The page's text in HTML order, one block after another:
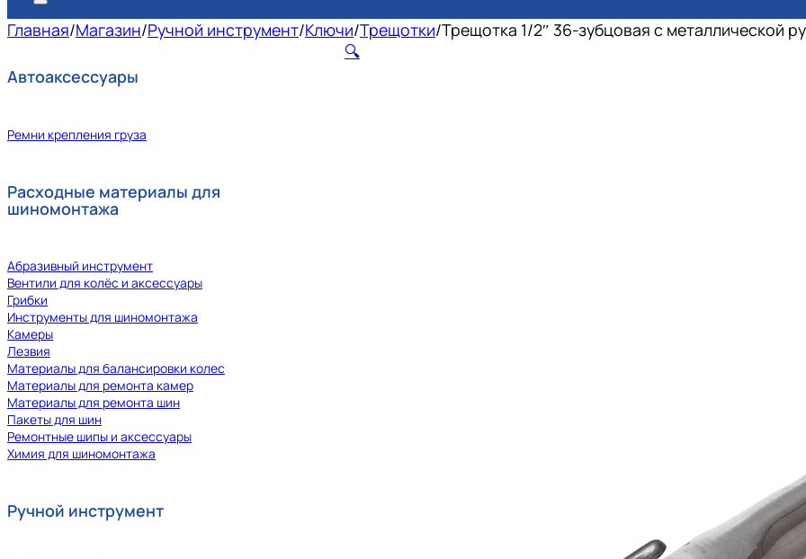
Главная/Магазин/Ручной инструмент/Ключи/Трещотки/Трещотка 1/2″ 36-зубцовая с металлической
Автоаксессуары
Ремни крепления груза
Расходные материалы для
шиномонтажа
Абразивный инструмент
Вентили для колёс и аксессуары
Грибки
Инструменты для шиномонтажа
Камеры
Лезвия
Материалы для балансировки колес
Материалы для ремонта камер
Материалы для ремонта шин
Пакеты для шин
Ремонтные шипы и аксессуары
Химия для шиномонтажа
Ручной инструмент
🔍